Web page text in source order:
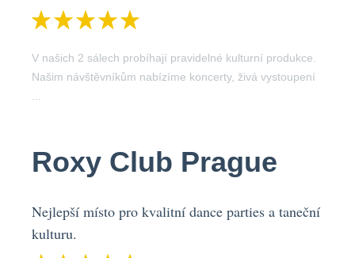
V našich 2 sálech probíhají pravidelné kulturní produkce.
Našim návštěvníkům nabízíme koncerty, živá vystoupení
Roxy Club Prague
Nejlepší místo pro kvalitní dance parties a taneční
kulturu.